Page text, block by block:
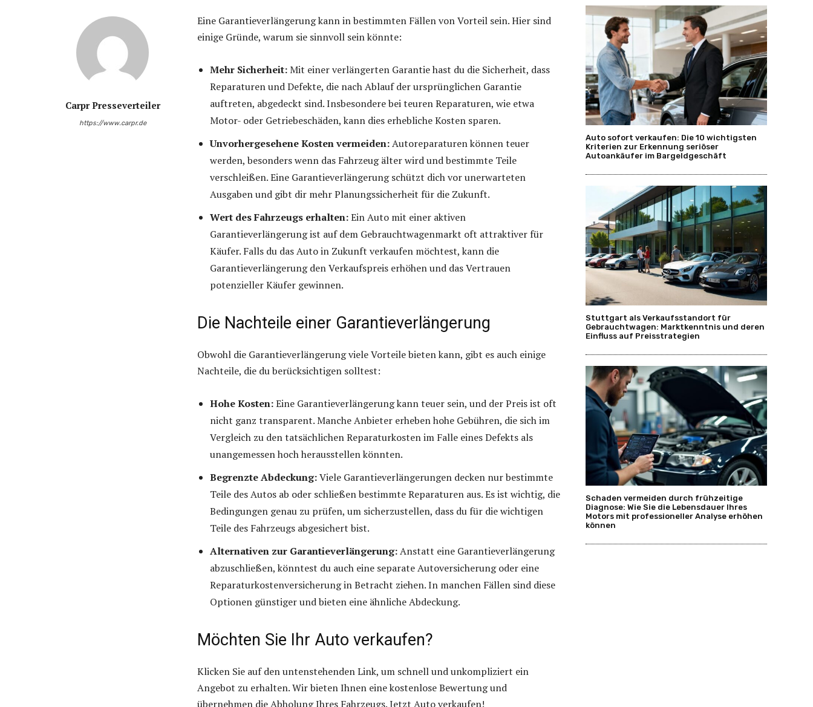
Carpr Presseverteiler
https://www.carpr.de
Eine Garantieverlängerung kann in bestimmten Fällen von Vorteil sein. Hier sind
einige Gründe, warum sie sinnvoll sein könnte:
Mehr Sicherheit:Mit einer verlängerten Garantie hast du die Sicherheit, dass
Reparaturen und Defekte, die nach Ablauf der ursprünglichen Garantie
auftreten, abgedeckt sind. Insbesondere bei teuren Reparaturen, wie etwa
Motor- oder Getriebeschäden, kann dies erhebliche Kosten sparen.
Unvorhergesehene Kosten vermeiden:Autoreparaturen können teuer
werden, besonders wenn das Fahrzeug älter wird und bestimmte Teile
verschleißen. Eine Garantieverlängerung schützt dich vor unerwarteten
Ausgaben und gibt dir mehr Planungssicherheit für die Zukunft.
Wert des Fahrzeugs erhalten:Ein Auto mit einer aktiven
Garantieverlängerung ist auf dem Gebrauchtwagenmarkt oft attraktiver für
Käufer. Falls du das Auto in Zukunft verkaufen möchtest, kann die
Garantieverlängerung den Verkaufspreis erhöhen und das Vertrauen
potenzieller Käufer gewinnen.
Die Nachteile einer Garantieverlängerung
Obwohl die Garantieverlängerung viele Vorteile bieten kann, gibt es auch einige
Nachteile, die du berücksichtigen solltest:
Hohe Kosten:Eine Garantieverlängerung kann teuer sein, und der Preis ist oft
nicht ganz transparent. Manche Anbieter erheben hohe Gebühren, die sich im
Vergleich zu den tatsächlichen Reparaturkosten im Falle eines Defekts als
unangemessen hoch herausstellen könnten.
Begrenzte Abdeckung:Viele Garantieverlängerungen decken nur bestimmte
Teile des Autos ab oder schließen bestimmte Reparaturen aus. Es ist wichtig, die
Bedingungen genau zu prüfen, um sicherzustellen, dass du für die wichtigen
Teile des Fahrzeugs abgesichert bist.
Alternativen zur Garantieverlängerung:Anstatt eine Garantieverlängerung
abzuschließen, könntest du auch eine separate Autoversicherung oder eine
Reparaturkostenversicherung in Betracht ziehen. In manchen Fällen sind diese
Optionen günstiger und bieten eine ähnliche Abdeckung.
Möchten Sie Ihr Auto verkaufen?
Klicken Sie auf den untenstehenden Link, um schnell und unkompliziert ein
Angebot zu erhalten. Wir bieten Ihnen eine kostenlose Bewertung und
übernehmen die Abholung Ihres Fahrzeugs. Jetzt Auto verkaufen!
Auto sofort verkaufen: Die 10 wichtigsten
Kriterien zur Erkennung seriöser
Autoankäufer im Bargeldgeschäft
Stuttgart als Verkaufsstandort für
Gebrauchtwagen: Marktkenntnis und deren
Einfluss auf Preisstrategien
Schaden vermeiden durch frühzeitige
Diagnose: Wie Sie die Lebensdauer Ihres
Motors mit professioneller Analyse erhöhen
können